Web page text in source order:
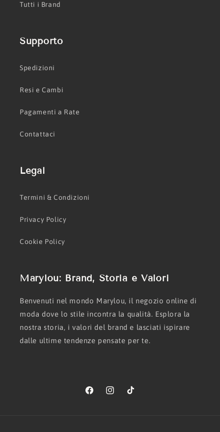
Tutti i Brand
Supporto
Spedizioni
Resi e Cambi
Pagamenti a Rate
Contattaci
Legal
Termini & Condizioni
Privacy Policy
Cookie Policy
Marylou: Brand, Storia e Valori
Benvenuti nel mondo Marylou, il negozio online di
moda dove lo stile incontra la qualità. Esplora la
nostra storia, i valori del brand e lasciati ispirare
dalle ultime tendenze pensate per te.
FacebookInstagramTikTok